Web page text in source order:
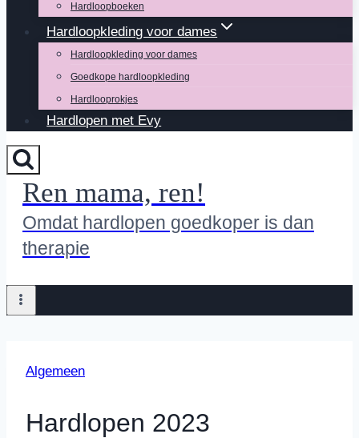
Hardloopboeken
Hardloopkleding voor dames
Hardloopkleding voor dames
Goedkope hardloopkleding
Hardlooprokjes
Hardlopen met Evy
Ren mama, ren!
Omdat hardlopen goedkoper is dan
therapie
Algemeen
Hardlopen 2023